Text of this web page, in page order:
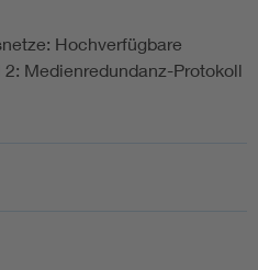
Hochverfügbare
Medienredundanz-Protokoll